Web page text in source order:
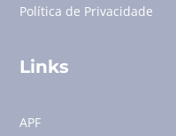
Política de Privacidade
Links
APF